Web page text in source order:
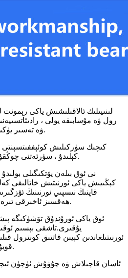
رول ۋە مۇسابىقە يولى ،
ۋە تەسىر يۈكىنى كۆتۈرۈشكە ماس كېلىدۇ.
كېلىدۇ ، سۈرئەتنى چوڭقۇر ئوقيا توپىغا يېقىنلاشتۇرىدۇ.
كېڭىيىش ياكى ئورنىتىش خاتالىقى
قاپنىڭ نىسپىي ئورنىنىڭ
ھەقسىز ئاخىرقى تىرەك ئورنىدا ئىشلىتىشكە بولىدۇ.
يۇقىرى.تاشقى بېسىم
ئورنىتىلغاندىن كېيىن قاتتىق كونترول
قويۇقلۇقىدىن ساقلىنىش كېرەك.